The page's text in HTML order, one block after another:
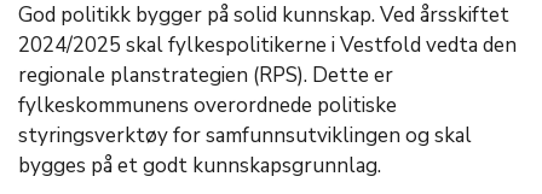
God politikk bygger på solid kunnskap. Ved årsskiftet
2024/2025 skal fylkespolitikerne i Vestfold vedta den
regionale planstrategien (RPS). Dette er
fylkeskommunens overordnede politiske
styringsverktøy for samfunnsutviklingen og skal
bygges på et godt kunnskapsgrunnlag.